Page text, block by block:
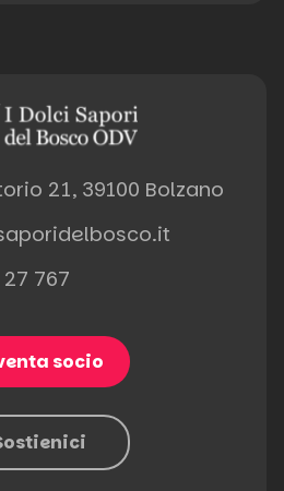
21, 39100 Bolzano
767
socio